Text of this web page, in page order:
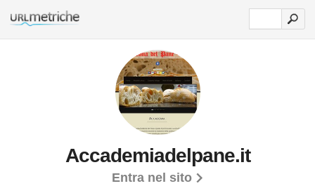
Accademiadelpane.it
Entra nel sito